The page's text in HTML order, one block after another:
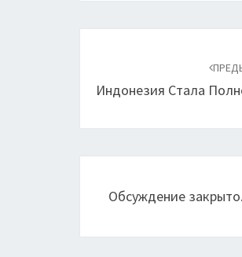
записям
Индонезия Стала
Обсуждение закрыто.